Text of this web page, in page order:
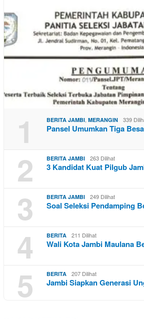
1 BERITA JAMBI MERANGIN 339
Pansel Umumkan Tiga
2 BERITA JAMBI 263 Dilihat
3 Kandidat Kuat Pilgub
3 BERITA JAMBI 249 Dilihat
Soal Seleksi Pendamping
4 BERITA 211 Dilihat
Wali Kota Jambi Maulana
5 BERITA 207 Dilihat
Jambi Siapkan Generasi